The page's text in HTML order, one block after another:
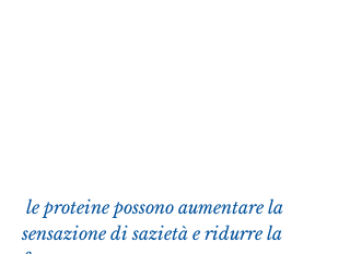
sensazione di sazietà e ridurre la